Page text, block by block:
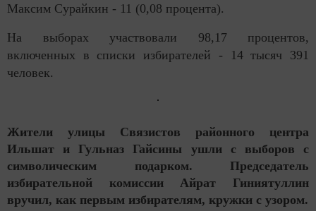
Максим Сурайкин - 11 (0,08 процента).
На выборах участвовали 98,17 процентов,
включенных в списки избирателей - 14 тысяч 391
человек.
Жители улицы Связистов районного центра
Ильшат и Гульназ Гайсины ушли с выборов с
символическим подарком. Председатель
избирательной комиссии Айрат Гиниятуллин
вручил, как первым избирателям, кружки с узором.